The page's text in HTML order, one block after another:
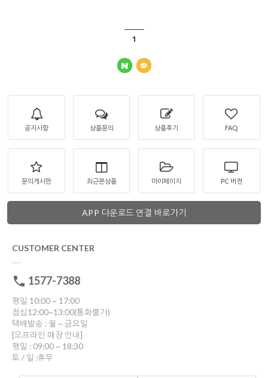
1
공지사항 상품문의 상품후기 FAQ
문의게시판 최근본상품 마이페이지 PC 버젼
APP 다운로드 연결 바로가기
CUSTOMER CENTER
1577-7388
평일 10:00 ~ 17:00
점심12:00~13:00(통화불가)
택배발송 : 월 ~ 금요일
[오프라인 매장 안내]
평일 : 09:00 ~ 18:30
토 / 일 :휴무